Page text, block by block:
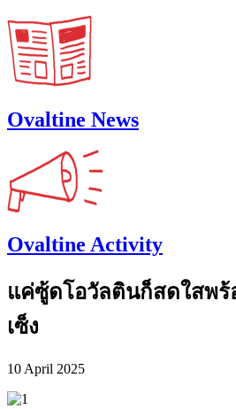
Ovaltine News
Ovaltine Activity
แค่ซู้ดโอวัลตินก็สดใสพ
เซ็ง
10 April 2025